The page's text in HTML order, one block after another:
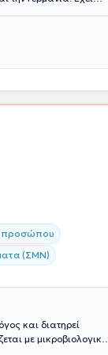
επί σειρά
Αθηνών. Από το 2009
προσώπου
(ΣΜΝ)
και διατηρεί
με μικροβιολογικό